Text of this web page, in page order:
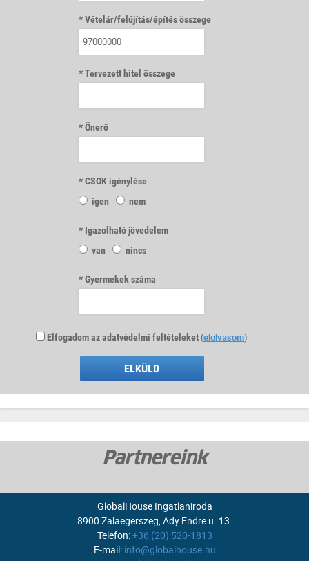
Vételár/felújítás/építés összege
Tervezett hitel összege
Önerő
CSOK igénylése
igen
nem
Igazolható jövedelem
van
nincs
Gyermekek száma
Elfogadom az adatvédelmi feltételeket (elolvasom)
ELKÜLD
Partnereink
GlobalHouse Ingatlaniroda
8900 Zalaegerszeg, Ady Endre u. 13.
Telefon:+36 (20) 520-1813
E-mail: info@globalhouse.hu